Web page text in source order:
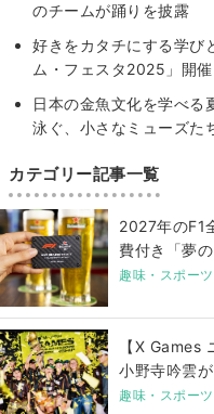
のチームが踊りを披露
好きをカタチにする学び
ム・フェスタ2025」開催
日本の金魚文化を学べる
泳ぐ、小さなミューズた
カテゴリー記事一覧
2027年のF1
費付き「夢
趣味・スポーツ
【X Games
小野寺吟雲
趣味・スポーツ